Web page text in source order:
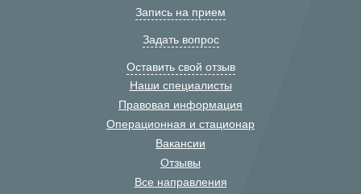
Запись на прием
Задать вопрос
Оставить свой отзыв
Наши специалисты
Правовая информация
Операционная и стационар
Вакансии
Отзывы
Все направления